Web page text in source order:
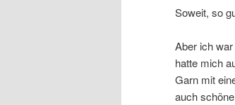
Soweit, so
Aber ich
hatte mich
Garn mit
auch